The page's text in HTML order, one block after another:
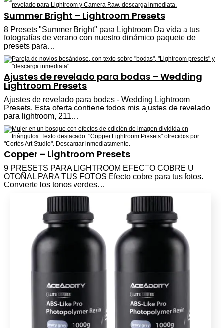
Summer Bright – Lightroom Presets
8 Presets "Summer Bright" para Lightroom Da vida a tus
fotografías de verano con nuestro dinámico paquete de
presets para…
Ajustes de revelado para bodas – Wedding
Lightroom Presets
Ajustes de revelado para bodas - Wedding Lightroom
Presets. Esta oferta contiene todos mis ajustes de revelado
para lightroom, 211…
Copper – Lightroom Presets
9 PRESETS PARA LIGHTROOM EFECTO COBRE U
OTOÑAL PARA TUS FOTOS Efecto cobre para tus fotos.
Convierte los tonos verdes…